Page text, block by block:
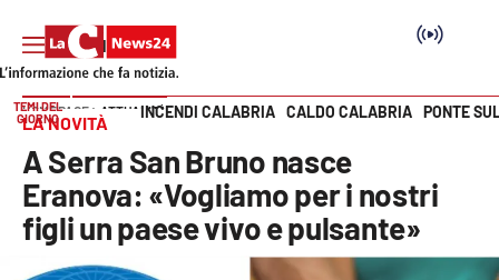
SEZIONI
Cronaca
Vai
TEMI DEL
GIORNO
INCENDI CALABRIA CALDO CALABRIA PONTE
HOME PAGE ATTUALITÀ
LA NOVITÀ
A Serra San Bruno nasce
Eranova: «Vogliamo per i nostri
figli un paese vivo e pulsante»